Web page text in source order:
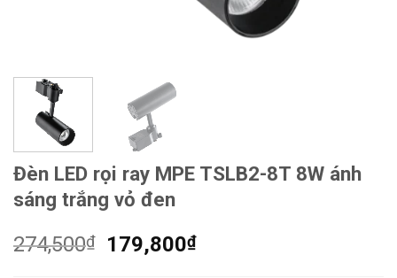
Đèn LED rọi ray MPE TSLB2-8T 8W ánh
sáng trắng vỏ đen
274,500₫
Giá
179,800₫Giá